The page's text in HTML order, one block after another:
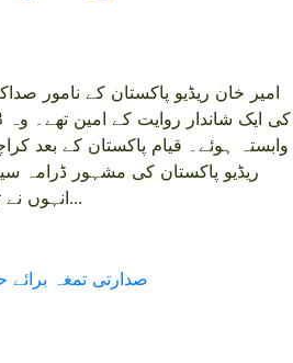
امیر خان ریڈیو پاکستان کے نامور
وابستہ ہوئے۔ قیام پاکستان کے بعد
ریڈیو پاکستان کی مشہور ڈرامہ
انہوں نے تیس برس سے زیادہ عرصے...
صدارتی تمغہ